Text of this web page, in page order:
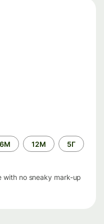
6М 12М 5Г
with no sneaky mark-up